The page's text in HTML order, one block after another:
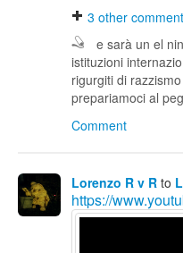
3 other
e sarà un el
istituzioni
rigurgiti di
prepariamoci al
Comment
Lorenzo R v R to
https://